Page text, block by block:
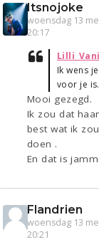
Itsnojoke
woensdag 13
20:17
Ik wens
voor je is.
Mooi gezegd.
Ik zou dat
best wat ik
doen .
En dat is
Flandrien
woensdag 13
20:21